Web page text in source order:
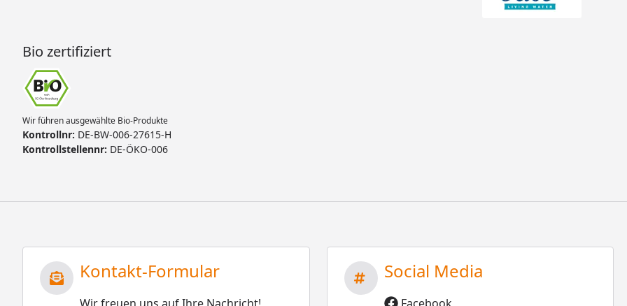
Bio zertifiziert
Wir führen ausgewählte Bio-Produkte
Kontrollnr: DE-BW-006-27615-H
Kontrollstellennr: DE-ÖKO-006
Kontakt-Formular Social Media